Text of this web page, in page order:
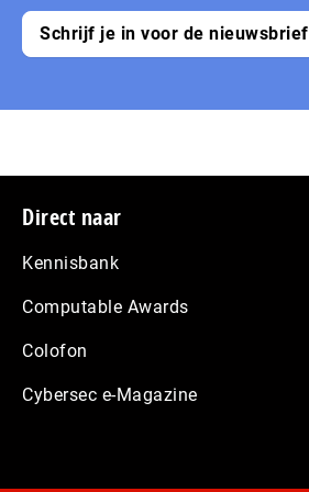
Schrijf je in voor de nieuwsbrief
Footer
Direct naar
Kennisbank
Computable Awards
Colofon
Cybersec e-Magazine